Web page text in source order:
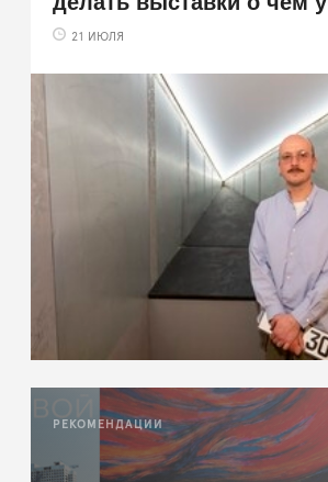
21 ИЮЛЯ
РЕКОМЕНДАЦИИ